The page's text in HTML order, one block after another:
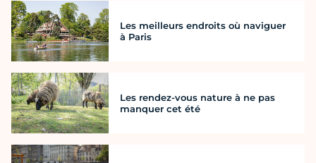
Les meilleurs endroits où naviguer
à Paris
Les rendez-vous nature à ne pas
manquer cet été